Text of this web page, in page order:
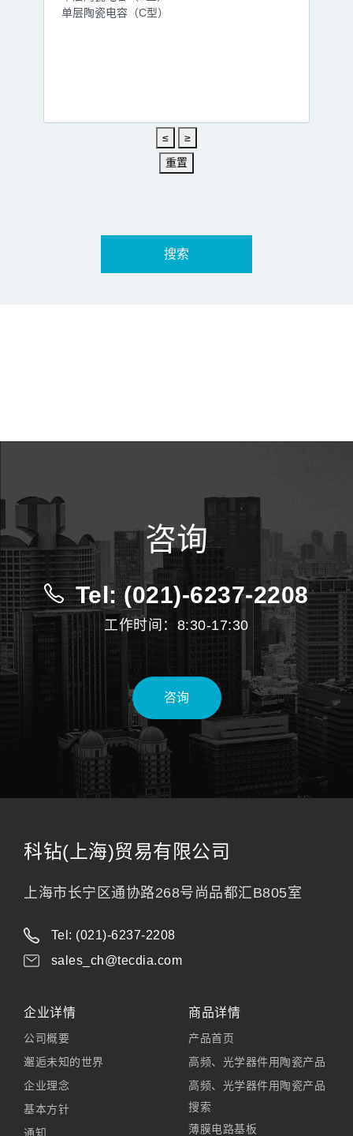
≤
≥
重置
咨询
Tel: (021)-6237-2208
工作时间：8:30-17:30
咨询
科钻(上海)贸易有限公司
上海市长宁区通协路268号尚品都汇B805室
Tel: (021)-6237-2208
sales_ch@tecdia.com
企业详情
公司概要
邂逅未知的世界
企业理念
基本方针
通知
商品详情
产品首页
高频、光学器件用陶瓷产品
高频、光学器件用陶瓷产品
搜索
薄膜电路基板